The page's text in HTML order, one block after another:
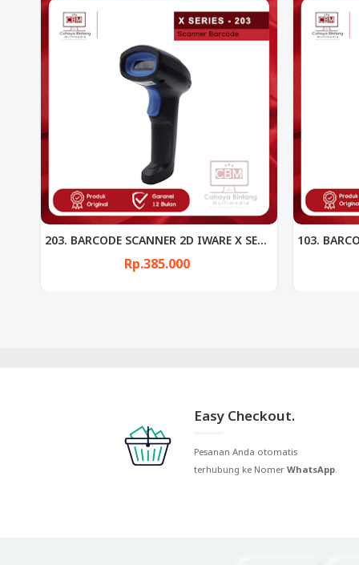
103. BARCODE SCANNER 1D IWARE X SERIES 103 USB + WIRELESS + BT
Rp.370.000
Easy Checkout.
Pesanan Anda otomatis
terhubung ke Nomer WhatsApp